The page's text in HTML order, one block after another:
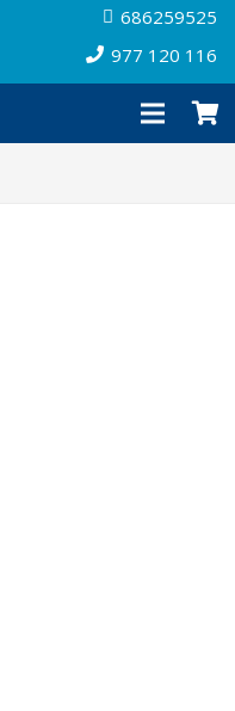
686259525
977 120 116